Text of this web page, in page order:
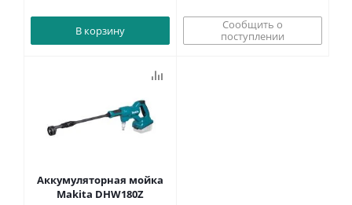
В корзину
Сообщить о
поступлении
Аккумуляторная мойка
Makita DHW180Z